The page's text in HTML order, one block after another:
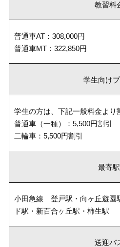
教習料
普通車AT：308,000円
普通車MT：322,850円
学生向け
学生の方は、下記一般料金より
普通車（一種）：5,500円割引
二輪車：5,500円割引
最寄駅
小田急線 登戸駅・向ヶ丘遊園
ド駅・新百合ヶ丘駅・柿生駅
送迎バ